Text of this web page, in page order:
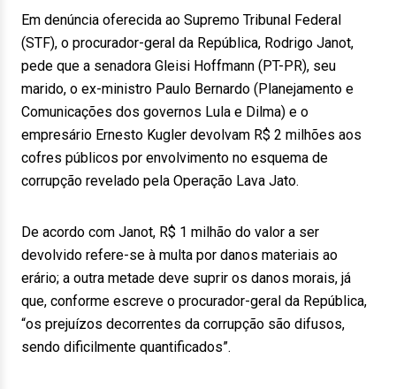
Em denúncia oferecida ao Supremo Tribunal Federal
(STF), o procurador-geral da República, Rodrigo Janot,
pede que a senadora Gleisi Hoffmann (PT-PR), seu
marido, o ex-ministro Paulo Bernardo (Planejamento e
Comunicações dos governos Lula e Dilma) e o
empresário Ernesto Kugler devolvam R$ 2 milhões aos
cofres públicos por envolvimento no esquema de
corrupção revelado pela Operação Lava Jato.
De acordo com Janot, R$ 1 milhão do valor a ser
devolvido refere-se à multa por danos materiais ao
erário; a outra metade deve suprir os danos morais, já
que, conforme escreve o procurador-geral da República,
“os prejuízos decorrentes da corrupção são difusos,
sendo dificilmente quantificados”.